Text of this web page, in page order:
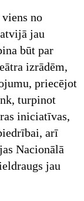
no
jau
būt par
izrādēm,
priecējot
turpinot
iniciatīvas,
arī
Nacionālā
jau